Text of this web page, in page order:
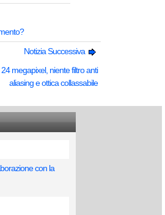
Notizia Successiva
megapixel, niente filtro anti
aliasing e ottica collassabile
con la